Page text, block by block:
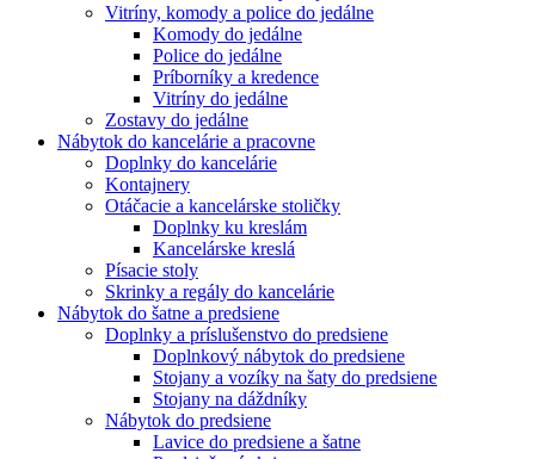
Vitríny, komody a police do jedálne
Komody do jedálne
Police do jedálne
Príborníky a kredence
Vitríny do jedálne
Zostavy do jedálne
Nábytok do kancelárie a pracovne
Doplnky do kancelárie
Kontajnery
Otáčacie a kancelárske stoličky
Doplnky ku kreslám
Kancelárske kreslá
Písacie stoly
Skrinky a regály do kancelárie
Nábytok do šatne a predsiene
Doplnky a príslušenstvo do predsiene
Doplnkový nábytok do predsiene
Stojany a vozíky na šaty do predsiene
Stojany na dáždníky
Nábytok do predsiene
Lavice do predsiene a šatne